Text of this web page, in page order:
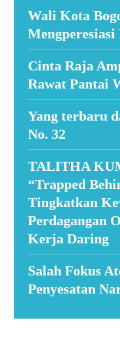
Wali Kota
Cinta Raja
Rawat Pantai
Yang terbaru
No. 32
TALITHA
“Trapped
Tingkatkan
Perdagangan
Kerja Daring
Salah Fokus
Penyesatan